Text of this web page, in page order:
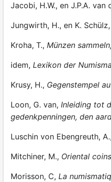
Jacobi, H.W., en J.P.A. van
Jungwirth, H., en K.
Kroha, T.,Münzen
idem,Lexikon der
Krusy, H., Gegenstempel
Loon, G. van,Inleiding tot
gedenkpenningen, den
Luschin von Ebengreuth,
Mitchiner, M., Oriental
Morisson, C,La